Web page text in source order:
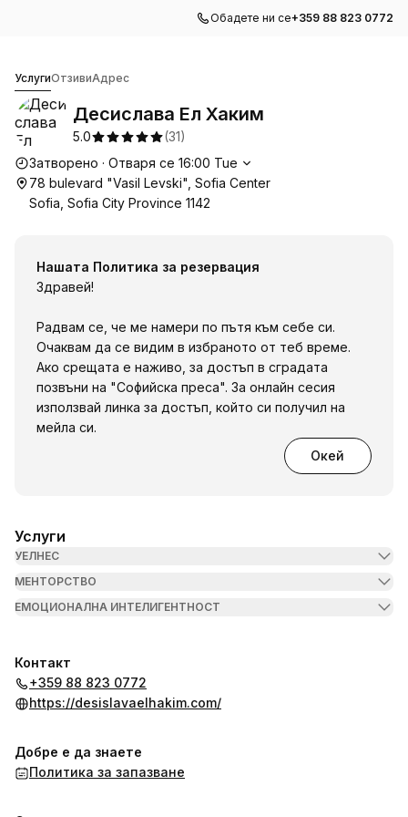
Обадете ни се+359 88 823 0772
УслугиОтзивиАдрес
Десислава Ел Хаким
5.0 (31)
Работно време
Затворено · Отваря се 16:00 Tue
78 bulevard "Vasil Levski", Sofia Center
Sofia, Sofia City Province 1142
Нашата Политика за резервация
Здравей!
Радвам се, че ме намери по пътя към себе си.
Очаквам да се видим в избраното от теб време.
Ако срещата е наживо, за достъп в сградата
позвъни на "Софийска преса". За онлайн сесия
използвай линка за достъп, който си получил на
мейла си.
Окей
Услуги
УЕЛНЕС
МЕНТОРСТВО
ЕМОЦИОНАЛНА ИНТЕЛИГЕНТНОСТ
Контакт
+359 88 823 0772
https://desislavaelhakim.com/
Добре е да знаете
Политика за запазване